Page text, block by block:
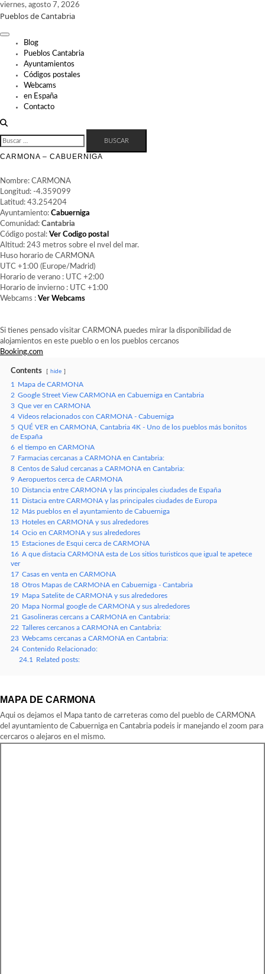
Skip
to
viernes, agosto 7, 2026
Pueblos de Cantabria
Blog
Pueblos Cantabria
Ayuntamientos
Códigos postales
Webcams
en España
Contacto
BUSCAR:
CARMONA – CABUERNIGA
Nombre: CARMONA
Longitud: -4.359099
Latitud: 43.254204
Ayuntamiento: Cabuerniga
Comunidad: Cantabria
Código postal: Ver Codigo postal
Altitud: 243 metros sobre el nvel del mar.
Huso horario de CARMONA
UTC +1:00 (Europe/Madrid)
Horario de verano : UTC +2:00
Horario de invierno : UTC +1:00
Webcams : Ver Webcams
Si tienes pensado visitar CARMONA puedes mirar la disponibilidad de
alojamientos en este pueblo o en los pueblos cercanos
Booking.com
Contents hide
1
Mapa de CARMONA
2 Google Street View CARMONA en Cabuerniga en Cantabria
3 Que ver en CARMONA
4 Vídeos relacionados con CARMONA - Cabuerniga
5 QUÉ VER en CARMONA, Cantabria 4K - Uno de los pueblos más bonitos
de España
6 el tiempo en CARMONA
7
Farmacias cercanas a CARMONA en Cantabria:
8 Centos de Salud cercanas a CARMONA en Cantabria:
9 Aeropuertos cerca de CARMONA
10
Distancia entre CARMONA y las principales ciudades de España
11
Distacia entre CARMONA y las principales ciudades de Europa
12
Más pueblos en el ayuntamiento de Cabuerniga
13
Hoteles en CARMONA y sus alrededores
14 Ocio en CARMONA y sus alrededores
15
Estaciones de Esqui cerca de CARMONA
16 A que distacia CARMONA esta de Los sitios turisticos que igual te apetece
ver
17 Casas en venta en CARMONA
18 Otros Mapas de CARMONA en Cabuerniga - Cantabria
19
Mapa Satelite de CARMONA y sus alrededores
20
Mapa Normal google de CARMONA y sus alrededores
21
Gasolineras cercans a CARMONA en Cantabria:
22 Talleres cercanos a CARMONA en Cantabria:
23 Webcams cercanas a CARMONA en Cantabria:
24 Contenido Relacionado:
24.1
Related posts:
MAPA DE CARMONA
Aqui os dejamos el Mapa tanto de carreteras como del pueblo de CARMONA
del ayuntamiento de Cabuerniga en Cantabria podeis ir manejando el zoom para
cercaros o alejaros en el mismo.